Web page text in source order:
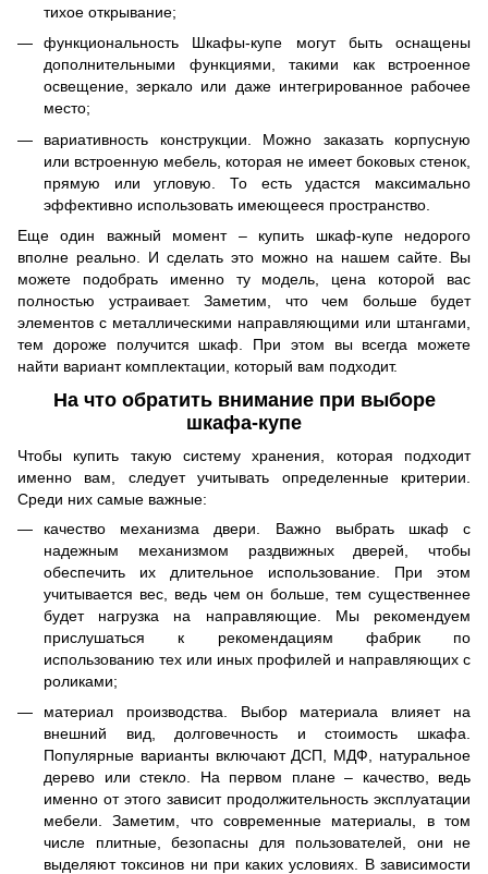
тихое открывание;
функциональность Шкафы-купе могут быть оснащены
дополнительными функциями, такими как встроенное
освещение, зеркало или даже интегрированное рабочее
место;
вариативность конструкции. Можно заказать корпусную
или встроенную мебель, которая не имеет боковых стенок,
прямую или угловую. То есть удастся максимально
эффективно использовать имеющееся пространство.
Еще один важный момент – купить шкаф-купе недорого
вполне реально. И сделать это можно на нашем сайте. Вы
можете подобрать именно ту модель, цена которой вас
полностью устраивает. Заметим, что чем больше будет
элементов с металлическими направляющими или штангами,
тем дороже получится шкаф. При этом вы всегда можете
найти вариант комплектации, который вам подходит.
На что обратить внимание при выборе
шкафа-купе
Чтобы купить такую ​​систему хранения, которая подходит
именно вам, следует учитывать определенные критерии.
Среди них самые важные:
качество механизма двери. Важно выбрать шкаф с
надежным механизмом раздвижных дверей, чтобы
обеспечить их длительное использование. При этом
учитывается вес, ведь чем он больше, тем существеннее
будет нагрузка на направляющие. Мы рекомендуем
прислушаться к рекомендациям фабрик по
использованию тех или иных профилей и направляющих с
роликами;
материал производства. Выбор материала влияет на
внешний вид, долговечность и стоимость шкафа.
Популярные варианты включают ДСП, МДФ, натуральное
дерево или стекло. На первом плане – качество, ведь
именно от этого зависит продолжительность эксплуатации
мебели. Заметим, что современные материалы, в том
числе плитные, безопасны для пользователей, они не
выделяют токсинов ни при каких условиях. В зависимости